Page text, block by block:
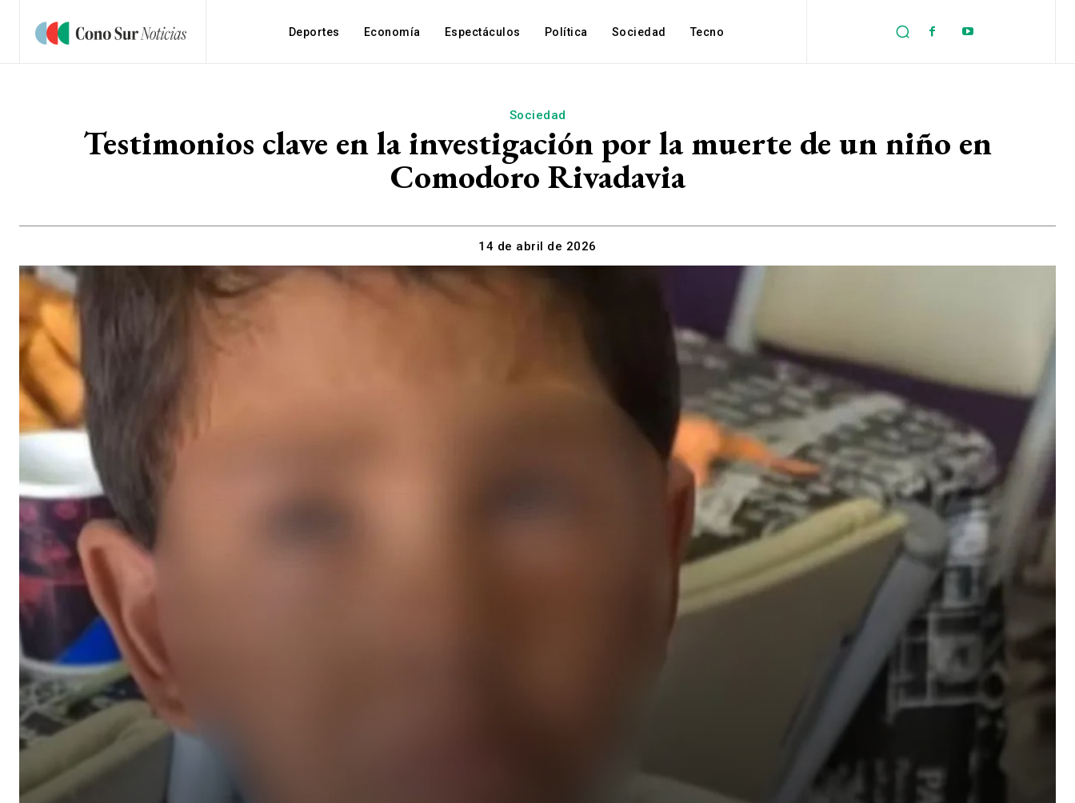
Deportes Economía Espectáculos Política Sociedad Tecno
Sociedad
Testimonios clave en la investigación por la muerte de un niño en
Comodoro Rivadavia
14 de abril de 2026